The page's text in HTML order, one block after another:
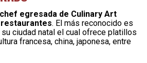
egresada de Culinary Art
. El más reconocido es
su ciudad natal el cual ofrece platillos
francesa, china, japonesa, entre